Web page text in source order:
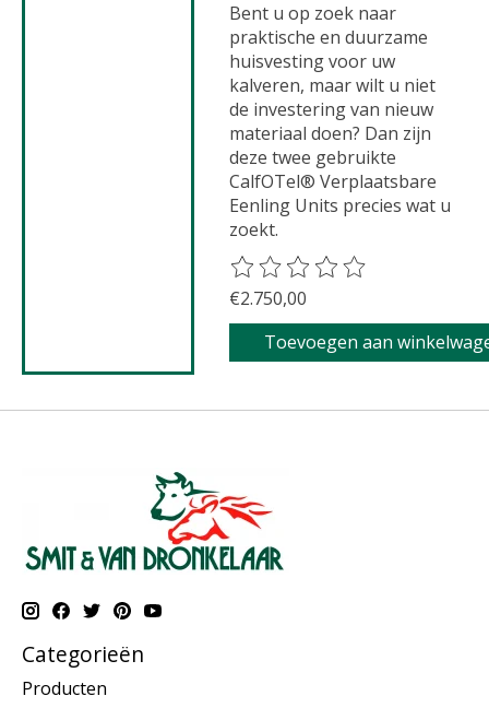
Bent u op zoek naar
praktische en duurzame
huisvesting voor uw
kalveren, maar wilt u niet
de investering van nieuw
materiaal doen? Dan zijn
deze twee gebruikte
CalfOTel® Verplaatsbare
Eenling Units precies wat u
zoekt.
De beoordeling van dit
€2.750,00
Toevoegen aan
Categorieën
Producten